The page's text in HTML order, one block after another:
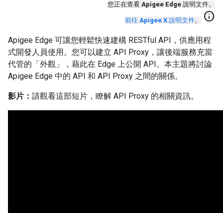
您正在查看 Apigee Edge 說明文件。
前往 Apigee X 說明文件。 info
Apigee Edge 可讓您輕鬆快速建構 RESTful API，供應用程
式開發人員使用。您可以建立 API Proxy，讓後端服務充當
代管的「外觀」，藉此在 Edge 上公開 API。本主題將討論
Apigee Edge 中的 API 和 API Proxy 之間的關係。
影片： 請觀看這部短片，瞭解 API Proxy 的相關資訊。